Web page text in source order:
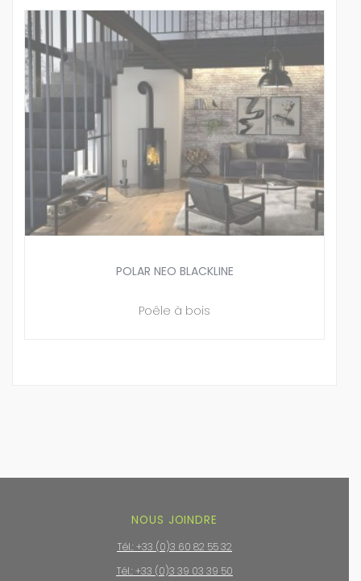
POLAR NEO BLACKLINE
Poêle à bois
NOUS JOINDRE
Tél.: +33 (0)3 60 82 55 32
Tél.: +33 (0)3 39 03 39 50